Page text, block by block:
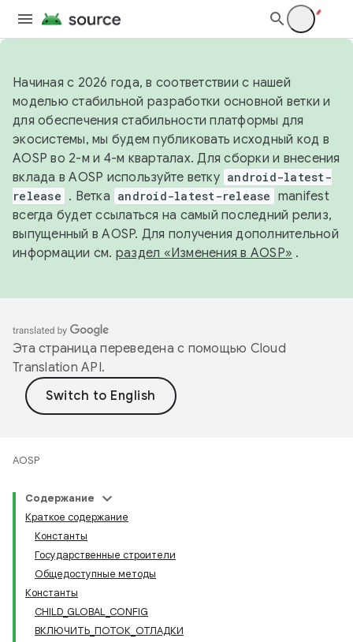
Начиная с 2026 года, в соответствии с нашей
моделью стабильной разработки основной ветки и
для обеспечения стабильности платформы для
экосистемы, мы будем публиковать исходный код в
AOSP во 2-м и 4-м кварталах. Для сборки и внесения
вклада в AOSP используйте ветку android-latest-
release . Ветка android-latest-release manifest
всегда будет ссылаться на самый последний релиз,
выпущенный в AOSP. Для получения дополнительной
информации см. раздел «Изменения в AOSP» .
Эта страница переведена с помощью Cloud
Translation API.
AOSP
Содержание
Краткое содержание
Константы
Государственные строители
Общедоступные методы
Константы
CHILD_GLOBAL_CONFIG
ВКЛЮЧИТЬ_ПОТОК_ОТЛАДКИ